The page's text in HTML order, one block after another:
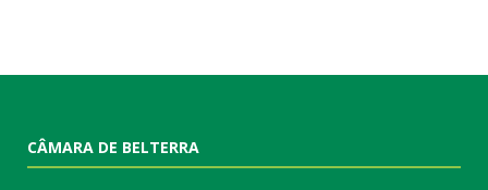
CÂMARA DE BELTERRA